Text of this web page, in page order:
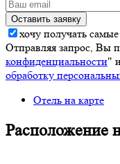
хочу получать
Отправляя запрос, Вы
конфиденциальности"
обработку
Отель на карте
Расположение